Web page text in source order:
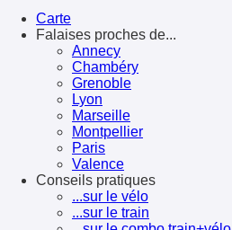
Carte
Falaises proches de...
Annecy
Chambéry
Grenoble
Lyon
Marseille
Montpellier
Paris
Valence
Conseils pratiques
...sur le vélo
...sur le train